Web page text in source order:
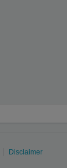
Disclaimer